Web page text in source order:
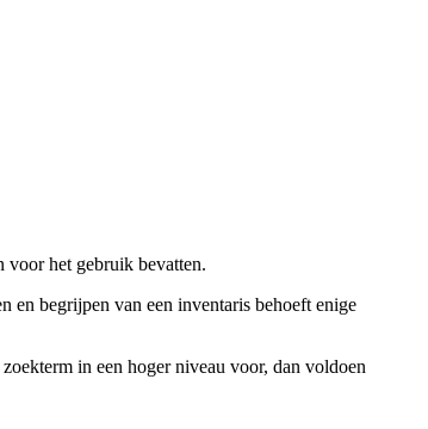
voor het gebruik bevatten.
en begrijpen van een inventaris behoeft enige
in een hoger niveau voor, dan voldoen